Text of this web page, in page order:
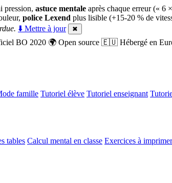
pression, astuce mentale après chaque erreur («
police Lexend plus lisible (+15-20 % de
⬇️ Mettre à jour ✖
BO 2020 🌍 Open source 🇪🇺 Hébergé en
famille Tutoriel élève Tutoriel enseignant
tables Calcul mental en classe Exercices à imprimer